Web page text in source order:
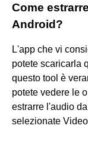
Come
Android?
L'app che vi
potete scaricarla
questo tool è
potete vedere le
estrarre l'audio
selezionate